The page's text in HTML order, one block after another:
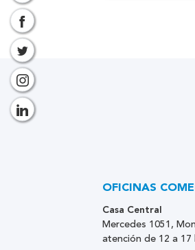
OFICINAS
Casa Central
Mercedes 1051,
atención de 12 a 17